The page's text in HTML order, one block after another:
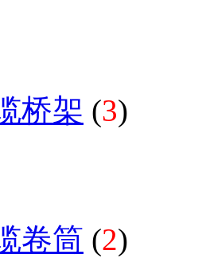
桥架 (3)
卷筒 (2)